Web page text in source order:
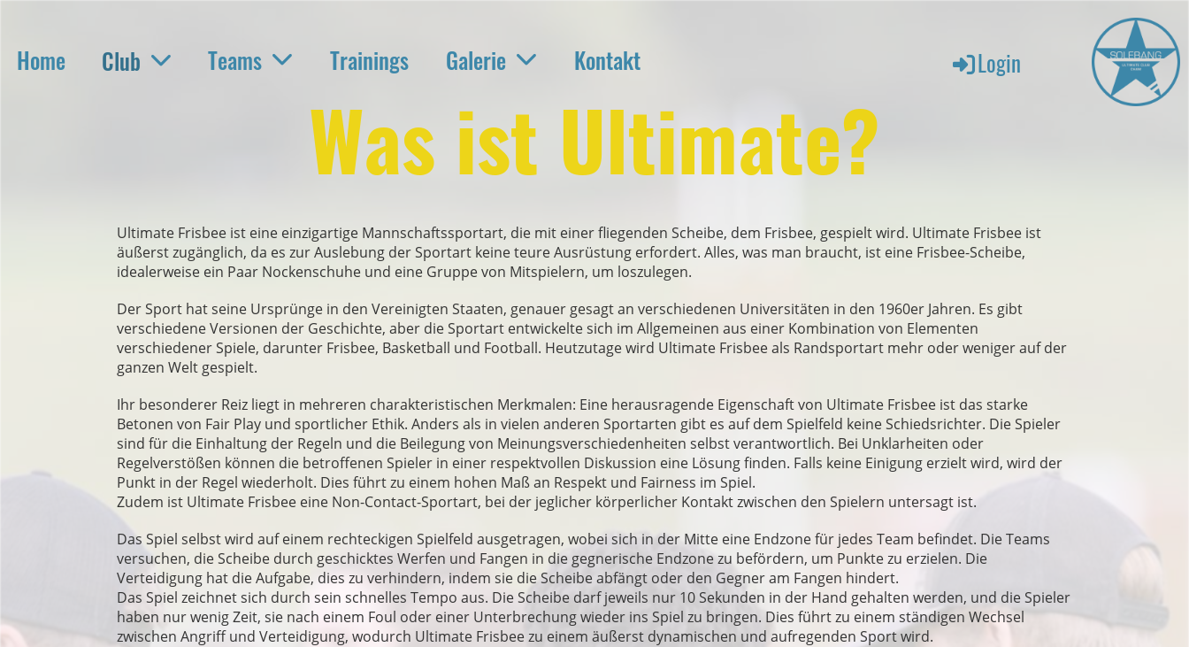
Home Club Teams Trainings Galerie Kontakt Login
Was ist Ultimate?
Ultimate Frisbee ist eine einzigartige Mannschaftssportart, die mit einer fliegenden Scheibe, dem Frisbee, gespielt wird. Ultimate Frisbee ist
äußerst zugänglich, da es zur Auslebung der Sportart keine teure Ausrüstung erfordert. Alles, was man braucht, ist eine Frisbee-Scheibe,
idealerweise ein Paar Nockenschuhe und eine Gruppe von Mitspielern, um loszulegen.
Der Sport hat seine Ursprünge in den Vereinigten Staaten, genauer gesagt an verschiedenen Universitäten in den 1960er Jahren. Es gibt
verschiedene Versionen der Geschichte, aber die Sportart entwickelte sich im Allgemeinen aus einer Kombination von Elementen
verschiedener Spiele, darunter Frisbee, Basketball und Football. Heutzutage wird Ultimate Frisbee als Randsportart mehr oder weniger auf der
ganzen Welt gespielt.
Ihr besonderer Reiz liegt in mehreren charakteristischen Merkmalen: Eine herausragende Eigenschaft von Ultimate Frisbee ist das starke
Betonen von Fair Play und sportlicher Ethik. Anders als in vielen anderen Sportarten gibt es auf dem Spielfeld keine Schiedsrichter. Die Spieler
sind für die Einhaltung der Regeln und die Beilegung von Meinungsverschiedenheiten selbst verantwortlich. Bei Unklarheiten oder
Regelverstößen können die betroffenen Spieler in einer respektvollen Diskussion eine Lösung finden. Falls keine Einigung erzielt wird, wird der
Punkt in der Regel wiederholt. Dies führt zu einem hohen Maß an Respekt und Fairness im Spiel.
Zudem ist Ultimate Frisbee eine Non-Contact-Sportart, bei der jeglicher körperlicher Kontakt zwischen den Spielern untersagt ist.
Das Spiel selbst wird auf einem rechteckigen Spielfeld ausgetragen, wobei sich in der Mitte eine Endzone für jedes Team befindet. Die Teams
versuchen, die Scheibe durch geschicktes Werfen und Fangen in die gegnerische Endzone zu befördern, um Punkte zu erzielen. Die
Verteidigung hat die Aufgabe, dies zu verhindern, indem sie die Scheibe abfängt oder den Gegner am Fangen hindert.
Das Spiel zeichnet sich durch sein schnelles Tempo aus. Die Scheibe darf jeweils nur 10 Sekunden in der Hand gehalten werden, und die Spieler
haben nur wenig Zeit, sie nach einem Foul oder einer Unterbrechung wieder ins Spiel zu bringen. Dies führt zu einem ständigen Wechsel
zwischen Angriff und Verteidigung, wodurch Ultimate Frisbee zu einem äußerst dynamischen und aufregenden Sport wird.